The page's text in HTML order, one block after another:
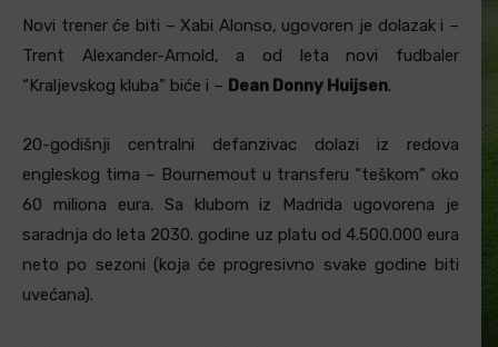
Novi trener će biti – Xabi Alonso, ugovoren je dolazak i –
Trent Alexander-Arnold, a od leta novi fudbaler
“Kraljevskog kluba” biće i – Dean Donny Huijsen.
20-godišnji centralni defanzivac dolazi iz redova
engleskog tima – Bournemout u transferu “teškom” oko
60 miliona eura. Sa klubom iz Madrida ugovorena je
saradnja do leta 2030. godine uz platu od 4.500.000 eura
neto po sezoni (koja će progresivno svake godine biti
uvećana).